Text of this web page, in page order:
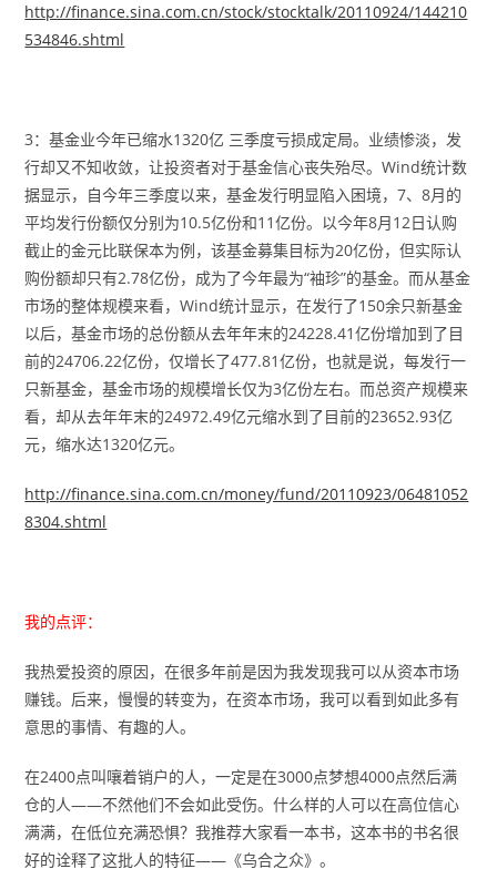
http://finance.sina.com.cn/stock/stocktalk/20110924/144210
534846.shtml
3：基金业今年已缩水1320亿 三季度亏损成定局。业绩惨淡，发
行却又不知收敛，让投资者对于基金信心丧失殆尽。Wind统计数
据显示，自今年三季度以来，基金发行明显陷入困境，7、8月的
平均发行份额仅分别为10.5亿份和11亿份。以今年8月12日认购
截止的金元比联保本为例，该基金募集目标为20亿份，但实际认
购份额却只有2.78亿份，成为了今年最为“袖珍”的基金。而从基金
市场的整体规模来看，Wind统计显示，在发行了150余只新基金
以后，基金市场的总份额从去年年末的24228.41亿份增加到了目
前的24706.22亿份，仅增长了477.81亿份，也就是说，每发行一
只新基金，基金市场的规模增长仅为3亿份左右。而总资产规模来
看，却从去年年末的24972.49亿元缩水到了目前的23652.93亿
元，缩水达1320亿元。
http://finance.sina.com.cn/money/fund/20110923/06481052
8304.shtml
我的点评：
我热爱投资的原因，在很多年前是因为我发现我可以从资本市场
赚钱。后来，慢慢的转变为，在资本市场，我可以看到如此多有
意思的事情、有趣的人。
在2400点叫嚷着销户的人，一定是在3000点梦想4000点然后满
仓的人——不然他们不会如此受伤。什么样的人可以在高位信心
满满，在低位充满恐惧？我推荐大家看一本书，这本书的书名很
好的诠释了这批人的特征——《乌合之众》。